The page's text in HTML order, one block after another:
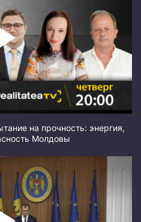
на прочность: энергия,
Молдовы